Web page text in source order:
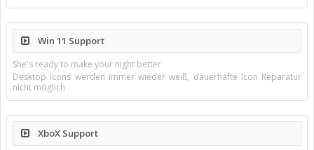
Win 11 Support
She's ready to make your night better
Desktop Icons werden immer wieder weiß, dauerhafte Icon Reparatur
nicht möglich
XboX Support